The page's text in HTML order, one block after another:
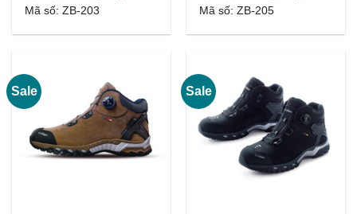
là:
2,050,000 ₫.
Mã số: ZB-203
là:
Mã số: ZB-205
Sale Sale